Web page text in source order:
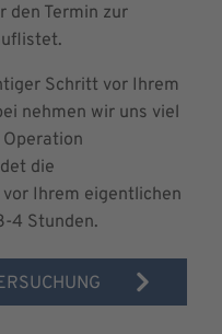
den Termin zur
Schritt vor Ihrem
nehmen wir uns viel
die
Ihrem eigentlichen
4 Stunden.